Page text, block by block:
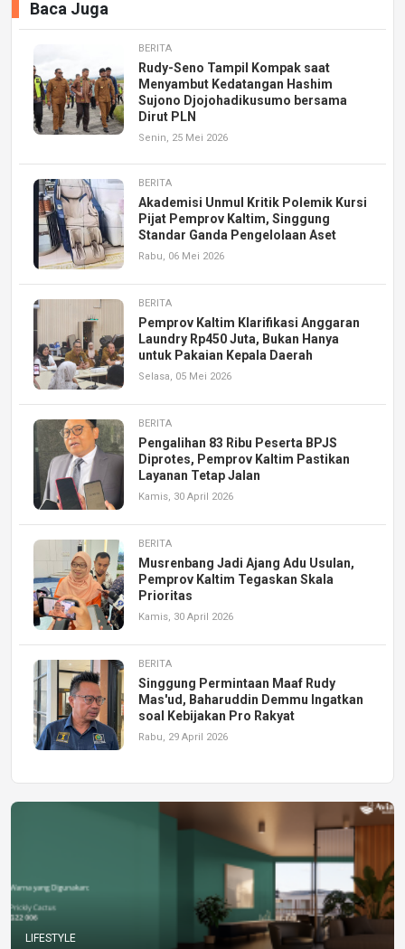
Baca Juga
BERITA
Rudy-Seno Tampil Kompak saat
Menyambut Kedatangan Hashim
Sujono Djojohadikusumo bersama
Dirut PLN
Senin, 25 Mei 2026
BERITA
Akademisi Unmul Kritik Polemik Kursi
Pijat Pemprov Kaltim, Singgung
Standar Ganda Pengelolaan Aset
Rabu, 06 Mei 2026
BERITA
Pemprov Kaltim Klarifikasi Anggaran
Laundry Rp450 Juta, Bukan Hanya
untuk Pakaian Kepala Daerah
Selasa, 05 Mei 2026
BERITA
Pengalihan 83 Ribu Peserta BPJS
Diprotes, Pemprov Kaltim Pastikan
Layanan Tetap Jalan
Kamis, 30 April 2026
BERITA
Musrenbang Jadi Ajang Adu Usulan,
Pemprov Kaltim Tegaskan Skala
Prioritas
Kamis, 30 April 2026
BERITA
Singgung Permintaan Maaf Rudy
Mas'ud, Baharuddin Demmu Ingatkan
soal Kebijakan Pro Rakyat
Rabu, 29 April 2026
LIFESTYLE